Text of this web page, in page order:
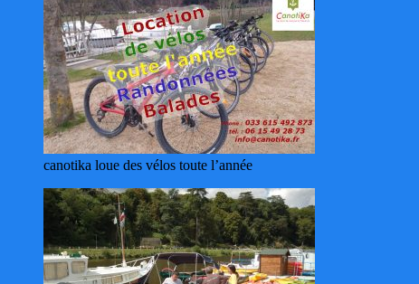
canotika loue des vélos toute l’année